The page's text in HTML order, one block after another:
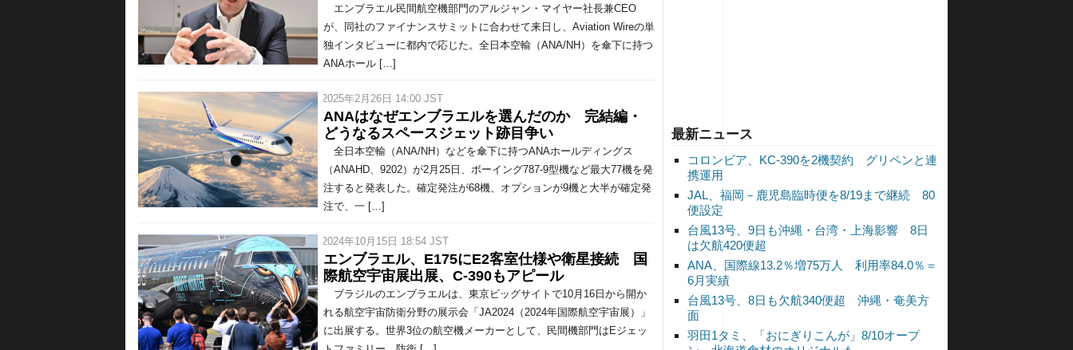
最新ニュース
コロンビア、KC-390を2機契約 グリペンと連
携運用
JAL、福岡－鹿児島臨時便を8/19まで継続 80
便設定
台風13号、9日も沖縄・台湾・上海影響 8日
は欠航420便超
ANA、国際線13.2％増75万人 利用率84.0％＝
6月実績
台風13号、8日も欠航340便超 沖縄・奄美方
面
羽田1タミ、「おにぎりこんが」8/10オープ
エンブラエル民間航空機部門のアルジャン・マイヤー社長兼CEO
が、同社のファイナンスサミットに合わせて来日し、Aviation Wireの単
独インタビューに都内で応じた。全日本空輸（ANA/NH）を傘下に持つ
ANAホール […]
/ 2025年2月26日 14:00 JST
ANAはなぜエンブラエルを選んだのか 完結編・
どうなるスペースジェット跡目争い
全日本空輸（ANA/NH）などを傘下に持つANAホールディングス
（ANAHD、9202）が2月25日、ボーイング787-9型機など最大77機を発
注すると発表した。確定発注が68機、オプションが9機と大半が確定発
注で、一 […]
/ 2024年10月15日 18:54 JST
エンブラエル、E175にE2客室仕様や衛星接続 国
際航空宇宙展出展、C-390もアピール
ブラジルのエンブラエルは、東京ビッグサイトで10月16日から開か
れる航空宇宙防衛分野の展示会「JA2024（2024年国際航空宇宙展）」
に出展する。世界3位の航空機メーカーとして、民間機部門はEジェッ